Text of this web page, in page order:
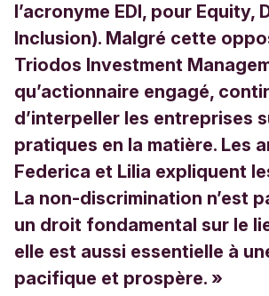
l’acronyme EDI, pour Equity,
Inclusion). Malgré cette
Triodos Investment
qu’actionnaire engagé,
d’interpeller les entreprises
pratiques en la matière. Les
Federica et Lilia expliquent
La non-discrimination n’est
un droit fondamental sur le
elle est aussi essentielle à
pacifique et prospère. »